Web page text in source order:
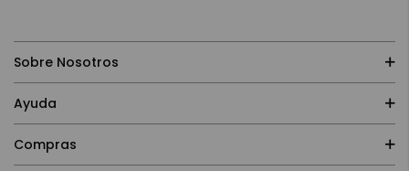
Sobre Nosotros
Ayuda
Compras